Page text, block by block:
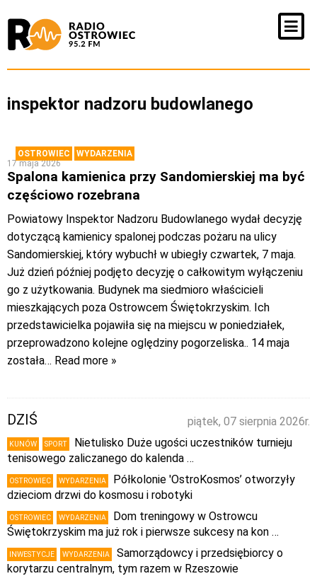
inspektor nadzoru budowlanego
OSTROWIEC
WYDARZENIA
17 maja 2026
Spalona kamienica przy Sandomierskiej ma być
częściowo rozebrana
Powiatowy Inspektor Nadzoru Budowlanego wydał decyzję
dotyczącą kamienicy spalonej podczas pożaru na ulicy
Sandomierskiej, który wybuchł w ubiegły czwartek, 7 maja.
Już dzień później podjęto decyzję o całkowitym wyłączeniu
go z użytkowania. Budynek ma siedmioro właścicieli
mieszkających poza Ostrowcem Świętokrzyskim. Ich
przedstawicielka pojawiła się na miejscu w poniedziałek,
przeprowadzono kolejne oględziny pogorzeliska.. 14 maja
została… Read more »
piątek, 07 sierpnia 2026r.
DZIŚ
KUNÓW SPORT
Nietulisko Duże ugości uczestników turnieju
tenisowego zaliczanego do kalenda …
OSTROWIEC WYDARZENIA
Półkolonie 'OstroKosmos’ otworzyły
dzieciom drzwi do kosmosu i robotyki
OSTROWIEC WYDARZENIA
Dom treningowy w Ostrowcu
Świętokrzyskim ma już rok i pierwsze sukcesy na kon …
INWESTYCJE WYDARZENIA
Samorządowcy i przedsiębiorcy o
korytarzu centralnym, tym razem w Rzeszowie